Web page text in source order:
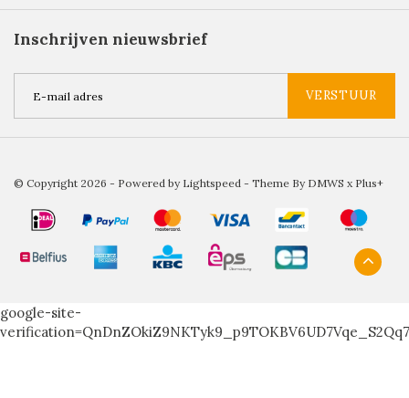
Inschrijven nieuwsbrief
VERSTUUR
© Copyright 2026 - Powered by Lightspeed - Theme By DMWS x Plus+
google-site-